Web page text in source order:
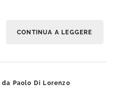
CONTINUA A LEGGERE
da Paolo Di Lorenzo